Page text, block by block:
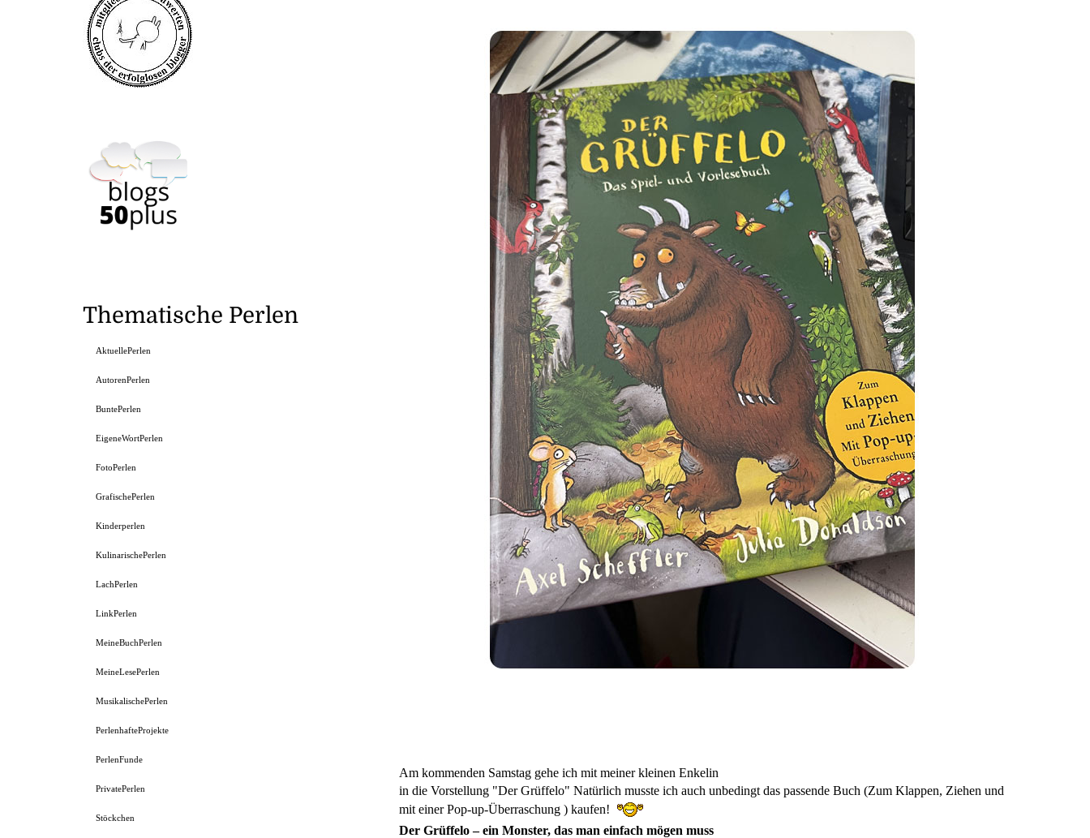
Am kommenden Samstag gehe ich mit meiner kleinen Enkelin
in die Vorstellung "Der Grüffelo" Natürlich musste ich auch unbedingt das passende Buch (Zum Klappen, Ziehen und
mit einer Pop-up-Überraschung ) kaufen!
Der Grüffelo – ein Monster, das man einfach mögen muss
Thematische Perlen
AktuellePerlen
AutorenPerlen
BuntePerlen
EigeneWortPerlen
FotoPerlen
GrafischePerlen
Kinderperlen
KulinarischePerlen
LachPerlen
LinkPerlen
MeineBuchPerlen
MeineLesePerlen
MusikalischePerlen
PerlenhafteProjekte
PerlenFunde
PrivatePerlen
Stöckchen